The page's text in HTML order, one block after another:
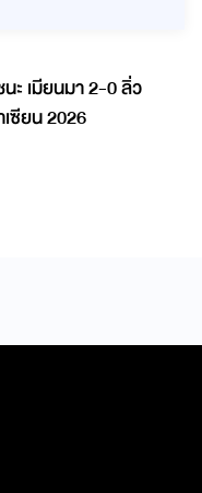
ะ เมียนมา 2-0 ลิ่ว
ซียน 2026